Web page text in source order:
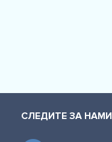
СЛЕДИТЕ ЗА НАМИ